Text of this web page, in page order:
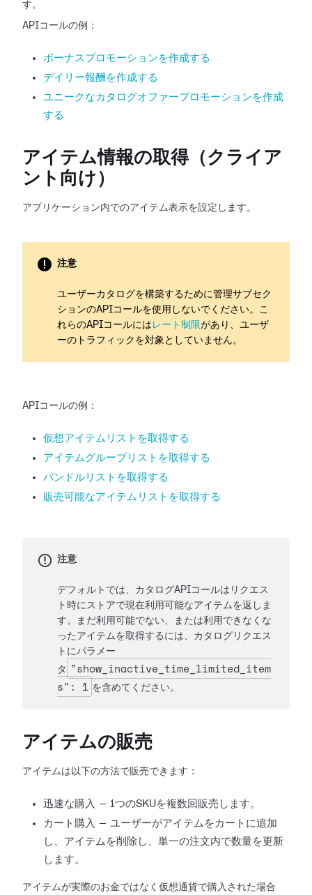
す。
APIコールの例：
ボーナスプロモーションを作成する
デイリー報酬を作成する
ユニークなカタログオファープロモーションを作成
する
アイテム情報の取得（クライア
ント向け）
アプリケーション内でのアイテム表示を設定します。
注意
ユーザーカタログを構築するために管理サブセク
ションのAPIコールを使用しないでください。こ
れらのAPIコールには レート制限があり、ユーザ
ーのトラフィックを対象としていません。
APIコールの例：
仮想アイテムリストを取得する
アイテムグループリストを取得する
バンドルリストを取得する
販売可能なアイテムリストを取得する
注意
デフォルトでは、カタログAPIコールはリクエス
ト時にストアで現在利用可能なアイテムを返しま
す。まだ利用可能でない、または利用できなくな
ったアイテムを取得するには、カタログリクエス
トにパラメー
タ
"show_inactive_time_limited_item
s": 1 を含めてください。
アイテムの販売
アイテムは以下の方法で販売できます：
迅速な購入 — 1つのSKUを複数回販売します。
カート購入 — ユーザーがアイテムをカートに追加
し、アイテムを削除し、単一の注文内で数量を更新
します。
アイテムが実際のお金ではなく仮想通貨で購入された場合